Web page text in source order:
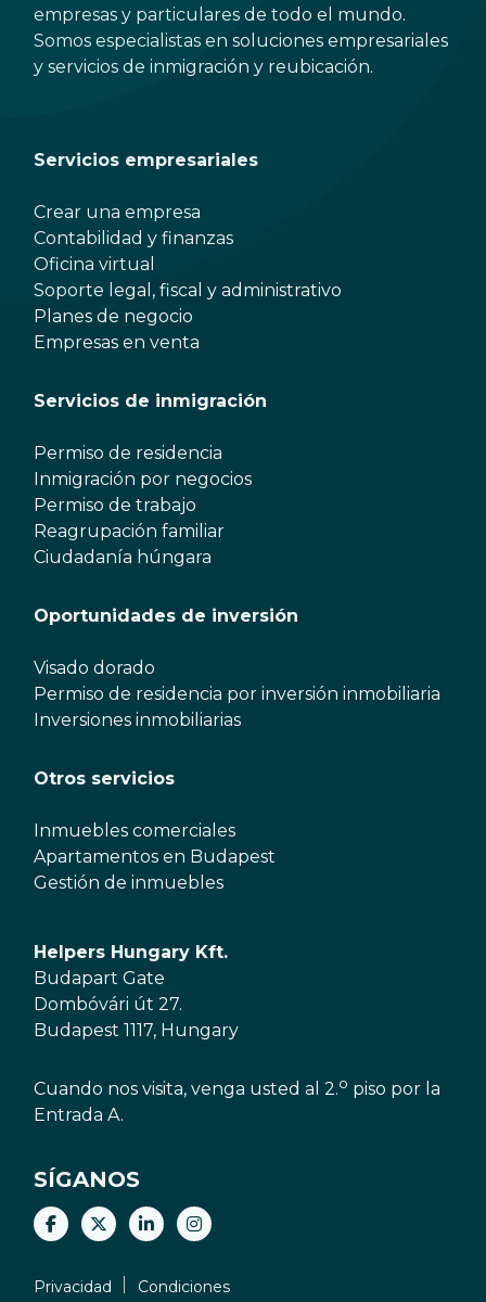
empresas y particulares de todo el mundo.
Somos especialistas en soluciones empresariales
y servicios de inmigración y reubicación.
Servicios empresariales
Crear una empresa
Contabilidad y finanzas
Oficina virtual
Soporte legal, fiscal y administrativo
Planes de negocio
Empresas en venta
Servicios de inmigración
Permiso de residencia
Inmigración por negocios
Permiso de trabajo
Reagrupación familiar
Ciudadanía húngara
Oportunidades de inversión
Visado dorado
Permiso de residencia por inversión inmobiliaria
Inversiones inmobiliarias
Otros servicios
Inmuebles comerciales
Apartamentos en Budapest
Gestión de inmuebles
Helpers Hungary Kft.
Budapart Gate
Dombóvári út 27.
Budapest 1117, Hungary
Cuando nos visita, venga usted al 2.o piso por la
Entrada A.
SÍGANOS
Privacidad Condiciones